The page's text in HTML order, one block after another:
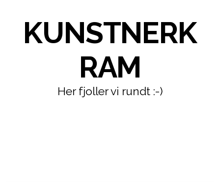
KUNSTNERK
RAM
Her fjoller vi rundt :-)